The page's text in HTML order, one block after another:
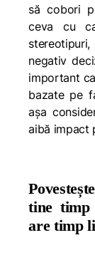
să cobori
ceva cu
negativ
important
bazate pe
așa
aibă impact
tine timp
are timp